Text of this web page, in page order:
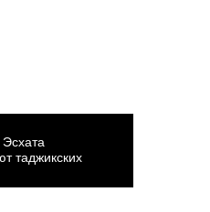
таджикских